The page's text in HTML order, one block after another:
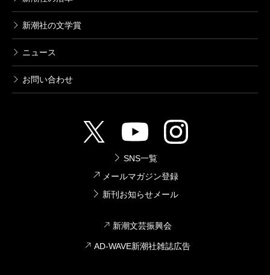
新潮社の文学賞
ニュース
お問い合わせ
SNS一覧
メールマガジン登録
新刊お知らせメール
新潮文芸振興会
AD-WAVE新潮社雑誌広告